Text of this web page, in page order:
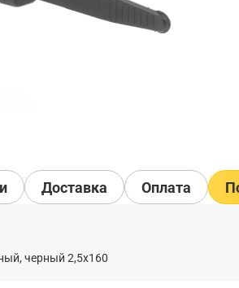
черный 2,5x160
Доставка Оплата